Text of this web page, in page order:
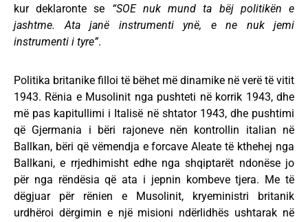
kur deklaronte se “SOE nuk mund ta bëj politikën e
jashtme. Ata janë instrumenti ynë, e ne nuk jemi
instrumenti i tyre”.
Politika britanike filloi të bëhet më dinamike në verë të vitit
1943. Rënia e Musolinit nga pushteti në korrik 1943, dhe
më pas kapitullimi i Italisë në shtator 1943, dhe pushtimi
që Gjermania i bëri rajoneve nën kontrollin italian në
Ballkan, bëri që vëmendja e forcave Aleate të kthehej nga
Ballkani, e rrjedhimisht edhe nga shqiptarët ndonëse jo
për nga rëndësia që ata i jepnin kombeve tjera. Me të
dëgjuar për rënien e Musolinit, kryeministri britanik
urdhëroi dërgimin e një misioni ndërlidhës ushtarak në